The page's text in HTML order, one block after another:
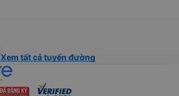
Xem tất cả tuyến đường